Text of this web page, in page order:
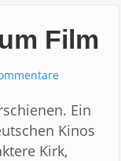
Film
Ein
Kinos
Kirk,